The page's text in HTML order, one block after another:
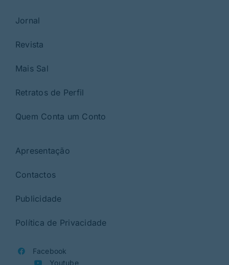
Jornal
Revista
Mais Sal
Retratos de Perfil
Quem Conta um Conto
Apresentação
Contactos
Publicidade
Política de Privacidade
Facebook
Youtube